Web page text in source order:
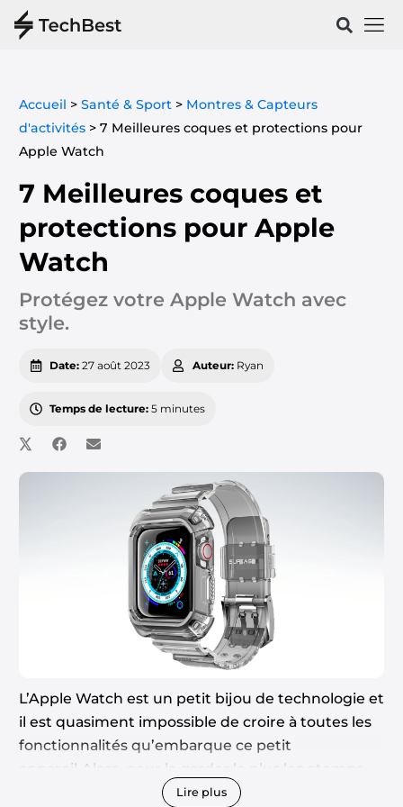
Accueil > Santé & Sport> Montres & Capteurs
d'activités> 7 Meilleures coques et protections pour
Apple Watch
7 Meilleures coques et
protections pour Apple
Watch
Protégez votre Apple Watch avec
style.
Date:27 août 2023 Auteur: Ryan
Temps de lecture:5 minutes
L’Apple Watch est un petit bijou de technologie et
il est quasiment impossible de croire à toutes les
fonctionnalités qu’embarque ce petit
appareil.Alors, pour la garder le plus longtemps
possible, je vous propose de voir ensemble les 7
Lire plus